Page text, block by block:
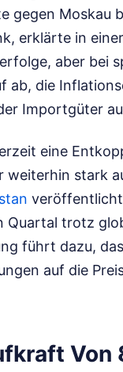
gegen Moskau
erklärte in
aber bei
ab, die
Importgüter
eine
stark
Quartal trotz
führt dazu,
auf die
Von